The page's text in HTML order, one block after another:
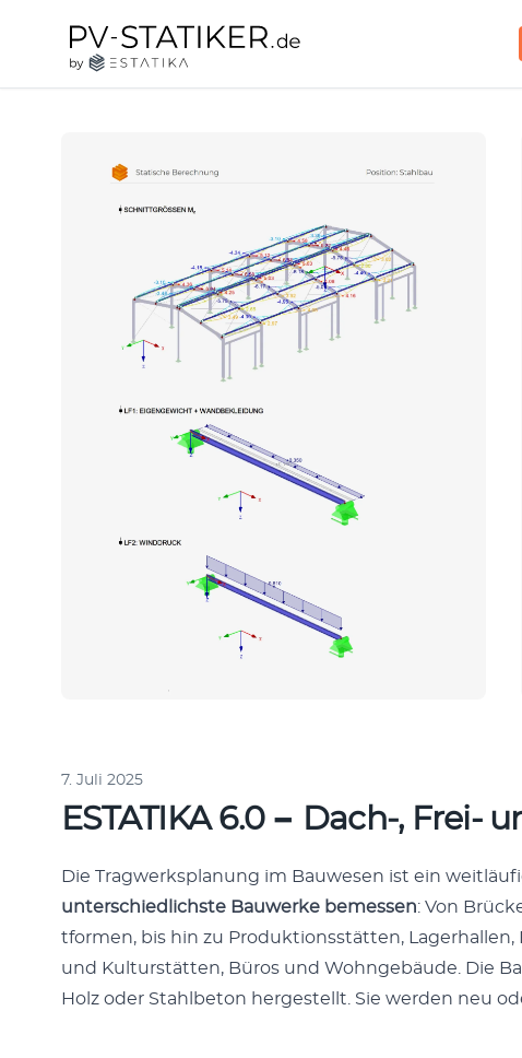
pv-statiker.de by ESTATIKA
7. Juli 2025
ESTATIKA 6.0 − Dach‑, Frei-
Die Trag­w­erk­s­pla­nung im Bauwe­sen ist ein
unter­schiedlich­ste Bauw­erke bemessen: Von
tfor­men, bis hin zu Pro­duk­tion­sstät­ten,
und Kul­turstät­ten, Büros und Wohnge­bäude. Die
Holz oder Stahlbe­ton hergestellt. Sie wer­den neu